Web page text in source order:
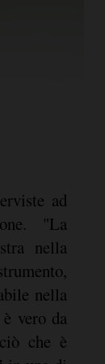
ad
"La
nella
nella